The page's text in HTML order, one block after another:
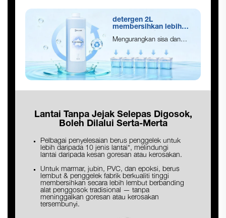
detergen 2L
membersihkan lebih
Mengurangkan sisa dan
kekerapan pengisian semula
Lantai Tanpa Jejak Selepas Digosok,
Boleh Dilalui Serta-Merta
Pelbagai penyelesaian berus penggelek untuk
lebih daripada 10 jenis lantai*, melindungi
lantai daripada kesan goresan atau kerosakan.
Untuk marmar, jubin, PVC, dan epoksi, berus
lembut & penggelek fabrik berkualiti tinggi
membersihkan secara lebih lembut berbanding
alat penggosok tradisional — tanpa
meninggalkan goresan atau kerosakan
tersembunyi.